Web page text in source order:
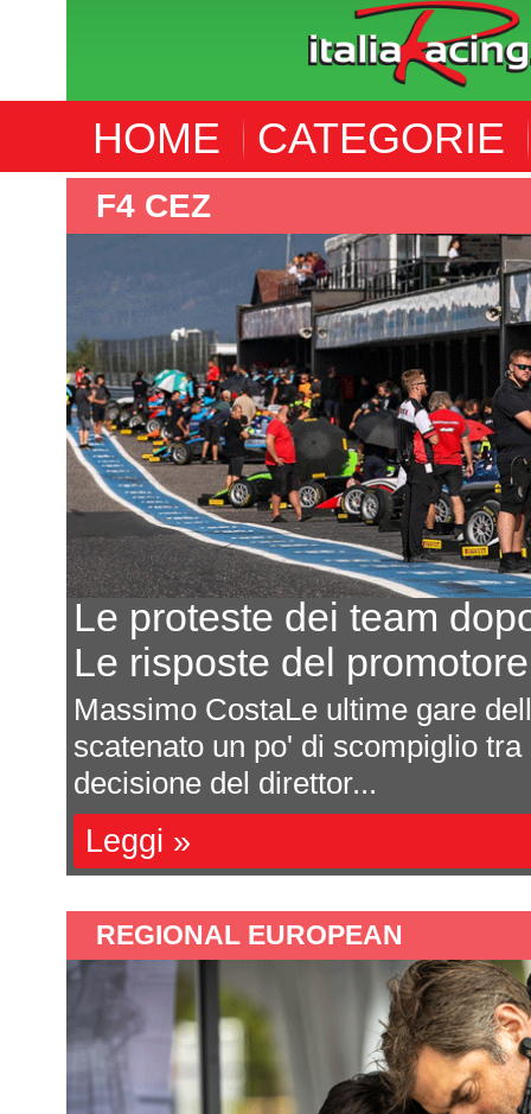
HOME CATEGORIE
F4 CEZ
Le proteste dei team
Le risposte del
Massimo CostaLe ultime gare
scatenato un po' di scompiglio
decisione del direttor...
Leggi »
REGIONAL EUROPEAN